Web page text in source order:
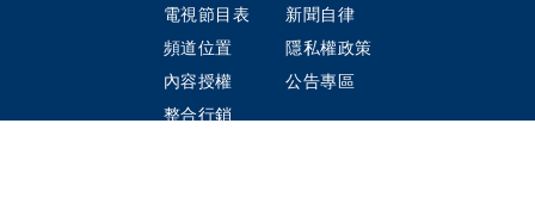
電視節目表
新聞自律
頻道位置
隱私權政策
內容授權
公告專區
整合行銷